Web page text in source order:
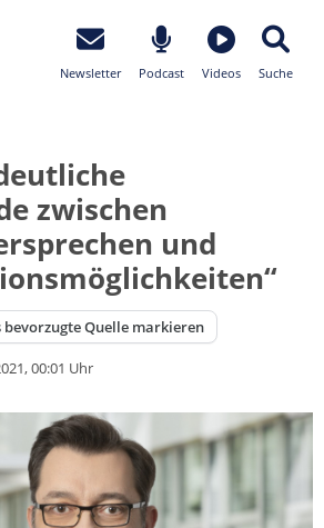
Newsletter Podcast Videos Suche
zwischen
und
bevorzugte Quelle markieren
00:01 Uhr